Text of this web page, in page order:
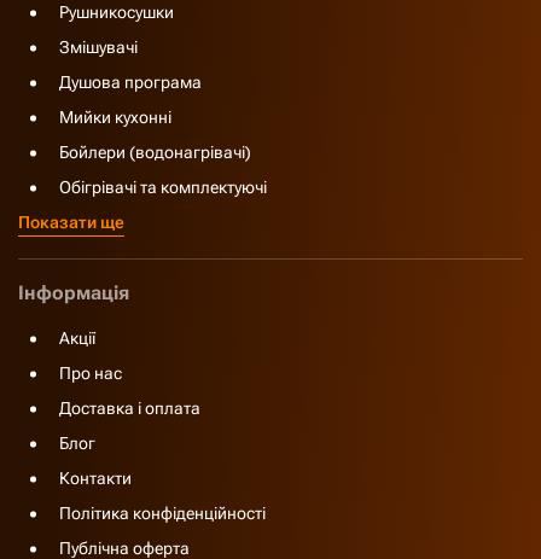
Рушникосушки
Змішувачі
Душова програма
Мийки кухонні
Бойлери (водонагрівачі)
Обігрівачі та комплектуючі
Показати ще
Інформація
Акції
Про нас
Доставка і оплата
Блог
Контакти
Політика конфіденційності
Публічна оферта